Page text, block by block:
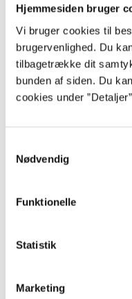
Hjemmesiden bruger
Vi bruger cookies til
brugervenlighed. Du
tilbagetrække dit
bunden af siden. Du
cookies under
Nødvendig
Funktionelle
Statistik
Marketing
Artikler
Alle registrerede
...
...
...
...